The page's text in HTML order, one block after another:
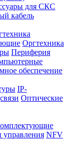
для СКС
кабель
Оргтехника
Периферия
обеспечение
IP-
Оптические
NFV